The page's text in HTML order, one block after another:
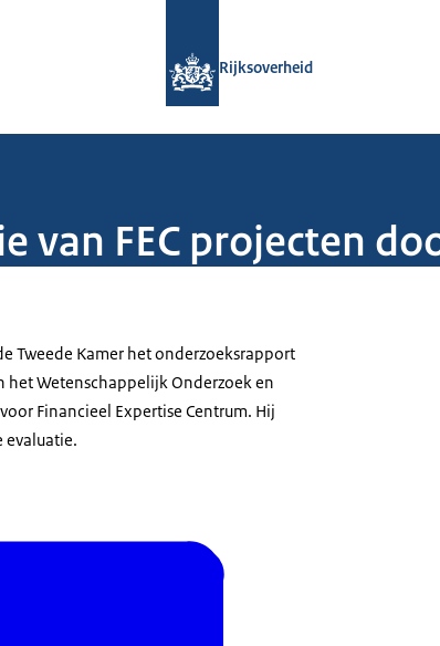
Rijksoverheid
van FEC projecten
Tweede Kamer het onderzoeksrapport
het Wetenschappelijk Onderzoek en
Financieel Expertise Centrum. Hij
evaluatie.